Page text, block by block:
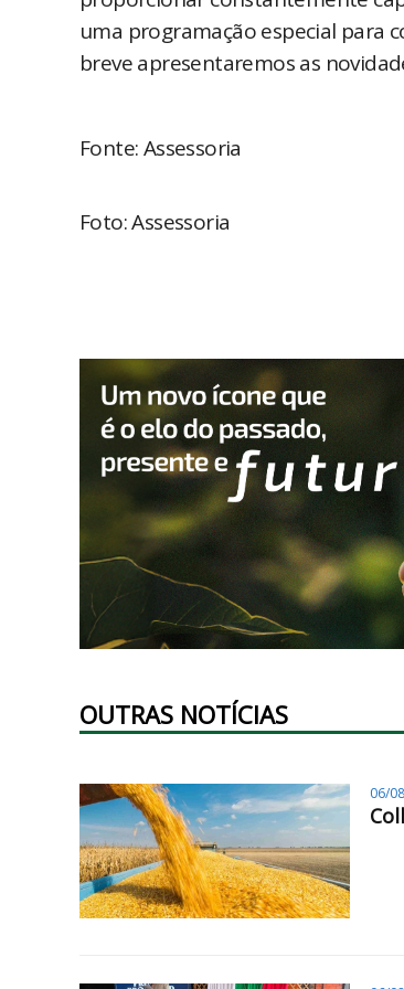
uma programação especial para
breve apresentaremos as
Fonte: Assessoria
Foto: Assessoria
OUTRAS NOTÍCIAS
06/